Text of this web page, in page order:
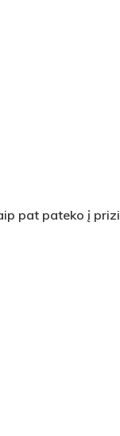
pat pateko į